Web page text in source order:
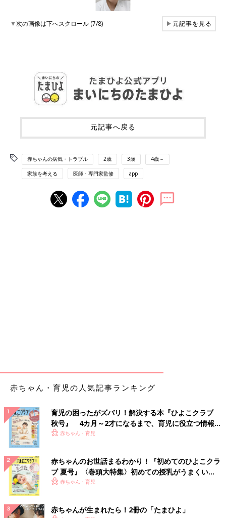
▼次の画像は下へスクロール (7/8) ▶元記事を見る
元記事へ戻る
赤ちゃんの病気・トラブル 2歳 3歳 4歳～
家族を考える 医師・専門家監修 app
赤ちゃん・育児の人気記事ランキング
育児の困ったがズバリ！解決する本『ひよこクラブ
秋号』 4カ月～2才になるまで、育児に役立つ情報が
いっぱい！
赤ちゃん・育児
赤ちゃんのお世話まるわかり！『初めてのひよこクラ
ブ 夏号』〈巻頭大特集〉初めての授乳がうまくい
く！ おっぱい・ミルクの基本と夏のトラブル 解決テ
赤ちゃん・育児
赤ちゃんが生まれたら！2冊の「たまひよ」